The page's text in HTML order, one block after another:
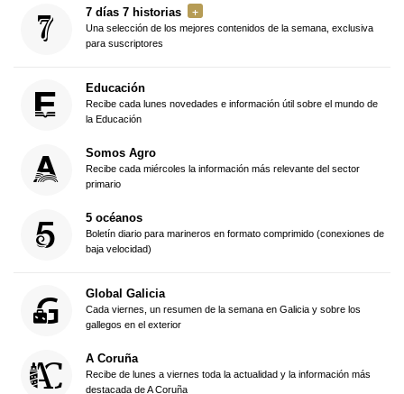
7 días 7 historias
Una selección de los mejores contenidos de la semana, exclusiva
para suscriptores
Educación
Recibe cada lunes novedades e información útil sobre el mundo de
la Educación
Somos Agro
Recibe cada miércoles la información más relevante del sector
primario
5 océanos
Boletín diario para marineros en formato comprimido (conexiones de
baja velocidad)
Global Galicia
Cada viernes, un resumen de la semana en Galicia y sobre los
gallegos en el exterior
A Coruña
Recibe de lunes a viernes toda la actualidad y la información más
destacada de A Coruña